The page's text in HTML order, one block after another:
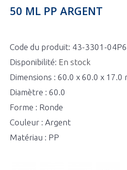
50 ML PP ARGENT
Code du produit: 43-3301-
Disponibilité: En stock
Dimensions : 60.0 x 60.0 x 17.0
Diamètre : 60.0
Forme : Ronde
Couleur : Argent
Matériau : PP